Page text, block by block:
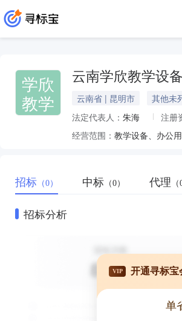
学欣
教学
云南学欣教学设
云南省 | 昆明市 其他未
法定代表人： 朱海 注册
经营范围：
招标 （0） 中标 （0） 代理 （
招标分析
VIP 开通寻标宝
单